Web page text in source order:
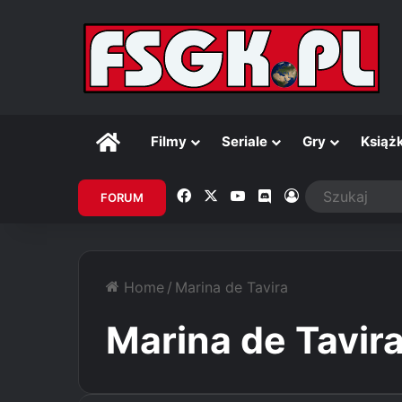
GłównaFilmy Seriale Gry
FORUM Facebook YouTubeDiscordZaloguj
Home / Marina de Tavira
Marina de